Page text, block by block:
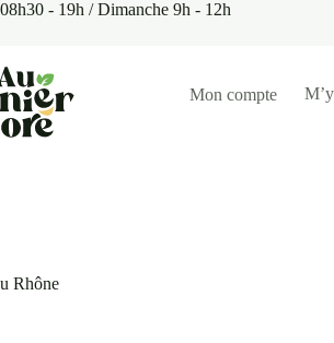
- 19h / Dimanche 9h - 12h
Mon compte
Rhône